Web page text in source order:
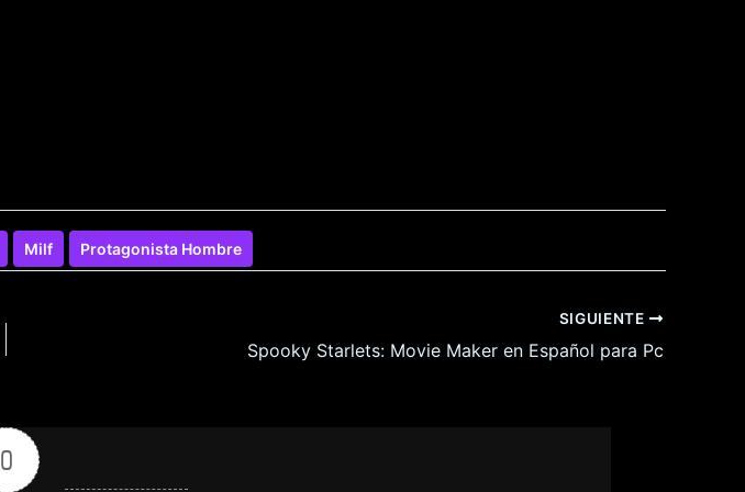
Milf Protagonista Hombre
SIGUIENTE
Spooky Starlets: Movie Maker en Español para Pc
0